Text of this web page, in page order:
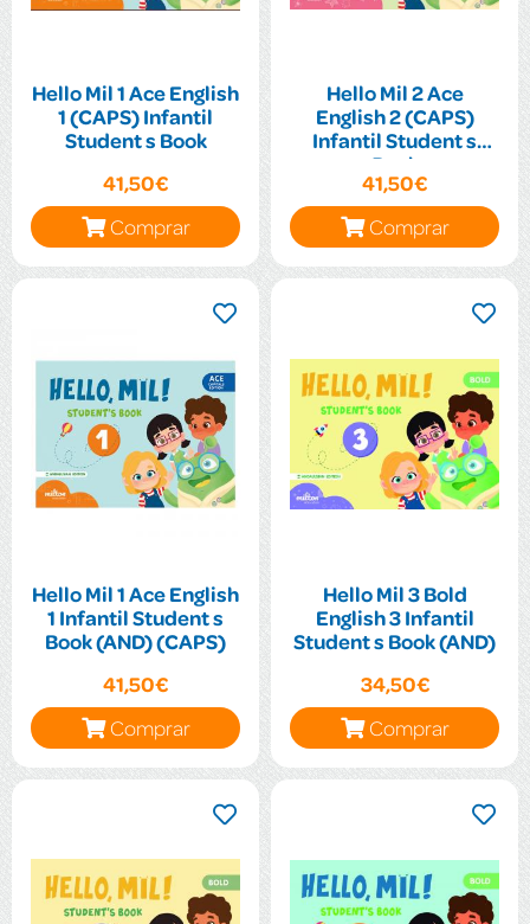
Hello Mil 1 Ace English
1 (CAPS) Infantil
Student s Book
41,50€
Comprar
Hello Mil 2 Ace
English 2 (CAPS)
Infantil Student s
Book
41,50€
Comprar
Hello Mil 1 Ace English
1 Infantil Student s
Book (AND) (CAPS)
41,50€
Comprar
Hello Mil 3 Bold
English 3 Infantil
Student s Book (AND)
34,50€
Comprar